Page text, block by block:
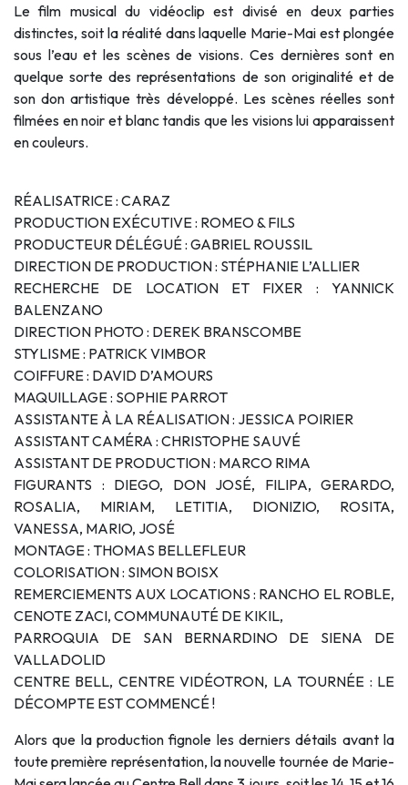
Le film musical du vidéoclip est divisé en deux parties
distinctes, soit la réalité dans laquelle Marie-Mai est plongée
sous l’eau et les scènes de visions. Ces dernières sont en
quelque sorte des représentations de son originalité et de
son don artistique très développé. Les scènes réelles sont
filmées en noir et blanc tandis que les visions lui apparaissent
en couleurs.
RÉALISATRICE : CARAZ
PRODUCTION EXÉCUTIVE : ROMEO & FILS
PRODUCTEUR DÉLÉGUÉ : GABRIEL ROUSSIL
DIRECTION DE PRODUCTION : STÉPHANIE L’ALLIER
RECHERCHE DE LOCATION ET FIXER : YANNICK
BALENZANO
DIRECTION PHOTO : DEREK BRANSCOMBE
STYLISME : PATRICK VIMBOR
COIFFURE : DAVID D’AMOURS
MAQUILLAGE : SOPHIE PARROT
ASSISTANTE À LA RÉALISATION : JESSICA POIRIER
ASSISTANT CAMÉRA : CHRISTOPHE SAUVÉ
ASSISTANT DE PRODUCTION : MARCO RIMA
FIGURANTS : DIEGO, DON JOSÉ, FILIPA, GERARDO,
ROSALIA, MIRIAM, LETITIA, DIONIZIO, ROSITA,
VANESSA, MARIO, JOSÉ
MONTAGE : THOMAS BELLEFLEUR
COLORISATION : SIMON BOISX
REMERCIEMENTS AUX LOCATIONS : RANCHO EL ROBLE,
CENOTE ZACI, COMMUNAUTÉ DE KIKIL,
PARROQUIA DE SAN BERNARDINO DE SIENA DE
VALLADOLID
CENTRE BELL, CENTRE VIDÉOTRON, LA TOURNÉE : LE
DÉCOMPTE EST COMMENCÉ !
Alors que la production fignole les derniers détails avant la
toute première représentation, la nouvelle tournée de Marie-